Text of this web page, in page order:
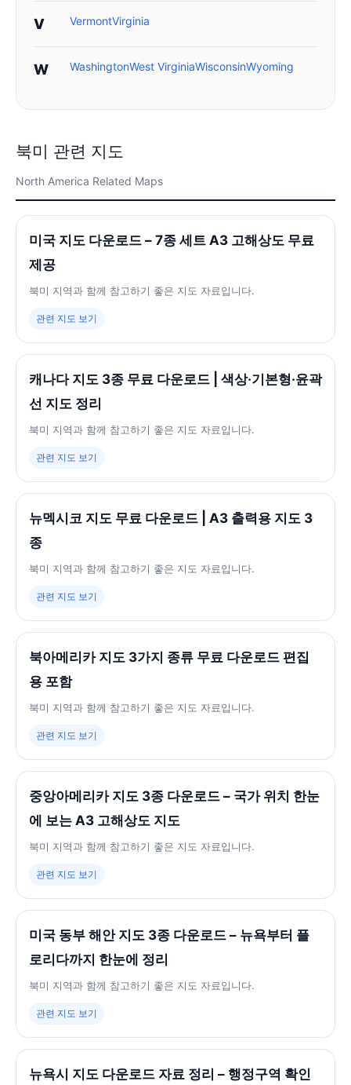
V VermontVirginia
W WashingtonWest VirginiaWisconsinWyoming
북미 관련 지도
North America Related Maps
미국 지도 다운로드 – 7종 세트 A3 고해상도 무료
제공
북미 지역과 함께 참고하기 좋은 지도 자료입니다.
관련 지도 보기
캐나다 지도 3종 무료 다운로드 | 색상·기본형·윤곽
선 지도 정리
북미 지역과 함께 참고하기 좋은 지도 자료입니다.
관련 지도 보기
뉴멕시코 지도 무료 다운로드 | A3 출력용 지도 3
종
북미 지역과 함께 참고하기 좋은 지도 자료입니다.
관련 지도 보기
북아메리카 지도 3가지 종류 무료 다운로드 편집
용 포함
북미 지역과 함께 참고하기 좋은 지도 자료입니다.
관련 지도 보기
중앙아메리카 지도 3종 다운로드 – 국가 위치 한눈
에 보는 A3 고해상도 지도
북미 지역과 함께 참고하기 좋은 지도 자료입니다.
관련 지도 보기
미국 동부 해안 지도 3종 다운로드 – 뉴욕부터 플
로리다까지 한눈에 정리
북미 지역과 함께 참고하기 좋은 지도 자료입니다.
관련 지도 보기
뉴욕시 지도 다운로드 자료 정리 – 행정구역 확인